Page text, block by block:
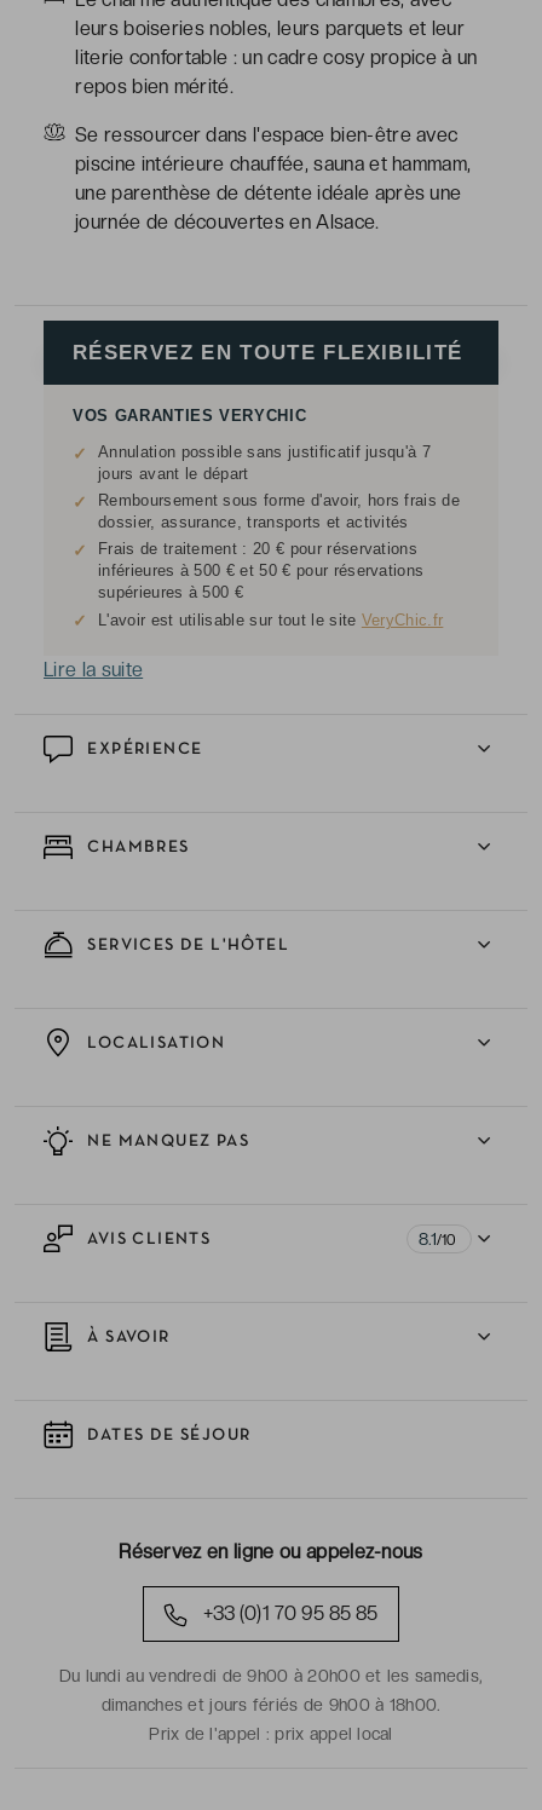
leurs boiseries nobles, leurs parquets et leur
literie confortable : un cadre cosy propice à un
repos bien mérité.
Se ressourcer dans l'espace bien-être avec
piscine intérieure chauffée, sauna et hammam,
une parenthèse de détente idéale après une
journée de découvertes en Alsace.
EXPÉRIENCE
CHAMBRES
SERVICES DE L'HÔTEL
NE MANQUEZ PAS
LOCALISATION
AVIS CLIENTS 8.1/10
À SAVOIR
DATES DE SÉJOUR
Réservez en ligne ou appelez-nous
+33 (0)1 70 95 85 85
Du lundi au vendredi de 9h00 à 20h00 et les samedis,
dimanches et jours fériés de 9h00 à 18h00.
Prix de l'appel :prix appel local
RÉSERVEZ EN TOUTE FLEXIBILITÉ
VOS GARANTIES VERYCHIC
✓
Annulation possible sans justificatif jusqu'à 7
jours avant le départ
✓
Remboursement sous forme d'avoir, hors frais de
dossier, assurance, transports et activités
✓
Frais de traitement : 20 € pour réservations
inférieures à 500 € et 50 € pour réservations
supérieures à 500 €
✓ L'avoir est utilisable sur tout le site VeryChic.fr
Lire la suite